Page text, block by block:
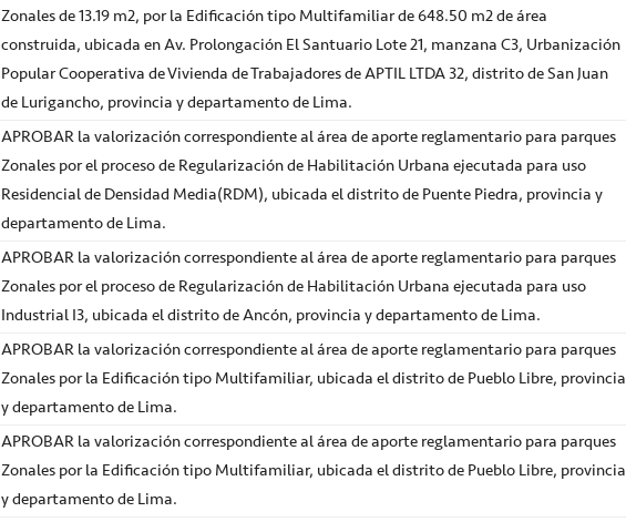
Zonales de 13.19 m2, por la Edificación tipo Multifamiliar de 648.50 m2 de área
construida, ubicada en Av. Prolongación El Santuario Lote 21, manzana C3, Urbanización
Popular Cooperativa de Vivienda de Trabajadores de APTIL LTDA 32, distrito de San Juan
de Lurigancho, provincia y departamento de Lima.
APROBAR la valorización correspondiente al área de aporte reglamentario para parques
Zonales por el proceso de Regularización de Habilitación Urbana ejecutada para uso
Residencial de Densidad Media(RDM), ubicada el distrito de Puente Piedra, provincia y
departamento de Lima.
APROBAR la valorización correspondiente al área de aporte reglamentario para parques
Zonales por el proceso de Regularización de Habilitación Urbana ejecutada para uso
Industrial I3, ubicada el distrito de Ancón, provincia y departamento de Lima.
APROBAR la valorización correspondiente al área de aporte reglamentario para parques
Zonales por la Edificación tipo Multifamiliar, ubicada el distrito de Pueblo Libre, provincia
y departamento de Lima.
APROBAR la valorización correspondiente al área de aporte reglamentario para parques
Zonales por la Edificación tipo Multifamiliar, ubicada el distrito de Pueblo Libre, provincia
y departamento de Lima.